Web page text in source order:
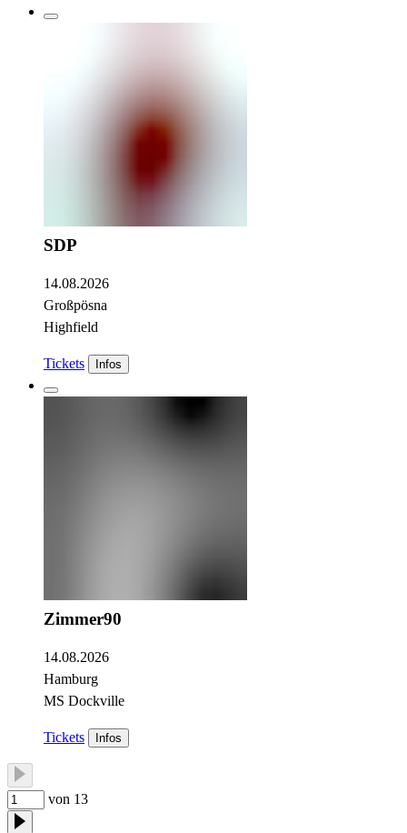
SDP
14.08.2026
Großpösna
Highfield
Tickets Infos
Zimmer90
14.08.2026
Hamburg
MS Dockville
Tickets Infos
von 13